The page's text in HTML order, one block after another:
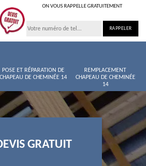
ON VOUS RAPPELLE GRATUITEMENT
POSE ET RÉPARATION DE
CHAPEAU DE CHEMINÉE 14
REMPLACEMENT
CHAPEAU DE CHEMINÉE
14
GRATUIT